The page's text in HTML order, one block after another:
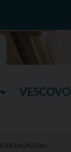
VESCOVO
BRANCALEONI